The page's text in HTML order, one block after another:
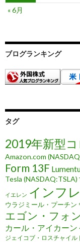
« 6月
ブログランキング
タグ
2019年新型
Amazon.com
Form 13F
Tesla (NASDAQ:TSLA)
イエレン インフ
ウラジミール・プーチン
エゴン・フォ
カール・アイカーン
ジェイコブ・ロスチャイル